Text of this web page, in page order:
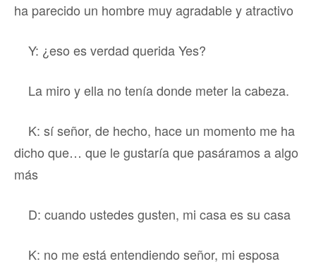
ha parecido un hombre muy agradable y atractivo
Y: ¿eso es verdad querida Yes?
La miro y ella no tenía donde meter la cabeza.
K: sí señor, de hecho, hace un momento me ha
dicho que… que le gustaría que pasáramos a algo
más
D: cuando ustedes gusten, mi casa es su casa
K: no me está entendiendo señor, mi esposa